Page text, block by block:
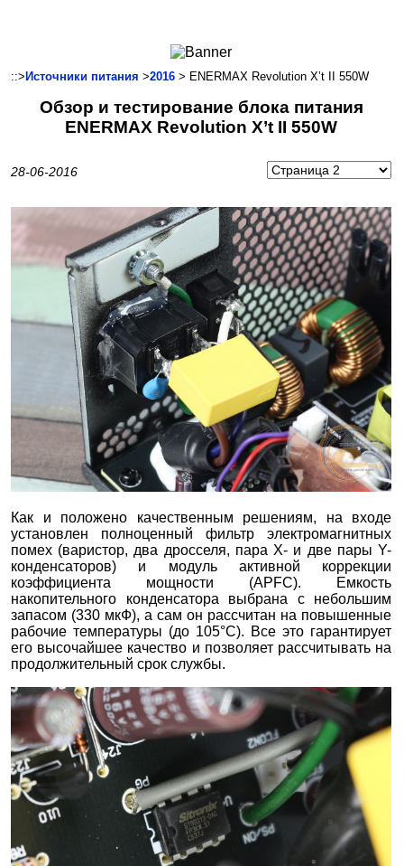
Смартфоны
Коммуникации
Автоэлектроника
::> Источники питания >2016 > ENERMAX Revolution X’t II 550W
Обзор и тестирование блока питания
ENERMAX Revolution X’t II 550W
28-06-2016
Как и положено качественным решениям, на входе
установлен полноценный фильтр электромагнитных
помех (варистор, два дросселя, пара X- и две пары Y-
конденсаторов) и модуль активной коррекции
коэффициента мощности (APFC). Емкость
накопительного конденсатора выбрана с небольшим
запасом (330 мкФ), а сам он рассчитан на повышенные
рабочие температуры (до 105°С). Все это гарантирует
его высочайшее качество и позволяет рассчитывать на
продолжительный срок службы.